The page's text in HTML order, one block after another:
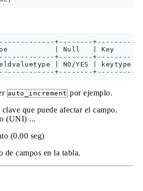
+--------+---------
| Null   | Key
+--------+---------
| NO/YES |
auto_increment por ejemplo.
que puede afectar el campo.
(UNI) ...
(0,00 seg)
de campos en la tabla.